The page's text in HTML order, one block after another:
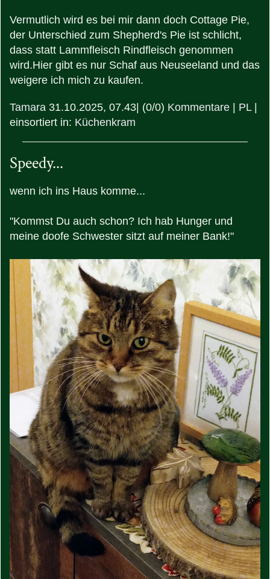
Vermutlich wird es bei mir dann doch Cottage Pie,
der Unterschied zum Shepherd's Pie ist schlicht,
dass statt Lammfleisch Rindfleisch genommen
wird.Hier gibt es nur Schaf aus Neuseeland und das
weigere ich mich zu kaufen.
Tamara 31.10.2025, 07.43 (0/0) Kommentare PL|
einsortiert in: Küchenkram
Speedy...
wenn ich ins Haus komme...
"Kommst Du auch schon? Ich hab Hunger und
meine doofe Schwester sitzt auf meiner Bank!"